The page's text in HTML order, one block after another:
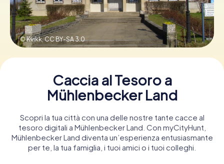
Acquista i Voucher
© Kvikk,CC BY-SA 3.0
Caccia al Tesoro a
Mühlenbecker Land
Scopri la tua città con una delle nostre tante cacce al
tesoro digitali a Mühlenbecker Land. Con myCityHunt,
Mühlenbecker Land diventa un’esperienza entusiasmante
per te, la tua famiglia, i tuoi amici o i tuoi colleghi.